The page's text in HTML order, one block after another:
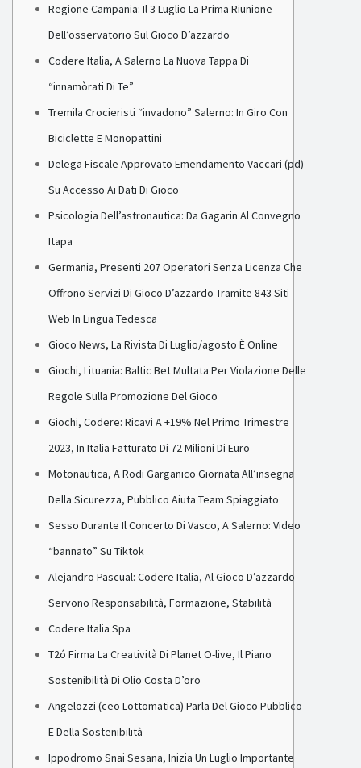
Regione Campania: Il 3 Luglio La Prima Riunione
Dell’osservatorio Sul Gioco D’azzardo
Codere Italia, A Salerno La Nuova Tappa Di
“innamòrati Di Te”
Tremila Crocieristi “invadono” Salerno: In Giro Con
Biciclette E Monopattini
Delega Fiscale Approvato Emendamento Vaccari (pd)
Su Accesso Ai Dati Di Gioco
Psicologia Dell’astronautica: Da Gagarin Al Convegno
Itapa
Germania, Presenti 207 Operatori Senza Licenza Che
Offrono Servizi Di Gioco D’azzardo Tramite 843 Siti
Web In Lingua Tedesca
Gioco News, La Rivista Di Luglio/agosto È Online
Giochi, Lituania: Baltic Bet Multata Per Violazione Delle
Regole Sulla Promozione Del Gioco
Giochi, Codere: Ricavi A +19% Nel Primo Trimestre
2023, In Italia Fatturato Di 72 Milioni Di Euro
Motonautica, A Rodi Garganico Giornata All’insegna
Della Sicurezza, Pubblico Aiuta Team Spiaggiato
Sesso Durante Il Concerto Di Vasco, A Salerno: Video
“bannato” Su Tiktok
Alejandro Pascual: Codere Italia, Al Gioco D’azzardo
Servono Responsabilità, Formazione, Stabilità
Codere Italia Spa
T2ó Firma La Creatività Di Planet O-live, Il Piano
Sostenibilità Di Olio Costa D’oro
Angelozzi (ceo Lottomatica) Parla Del Gioco Pubblico
E Della Sostenibilità
Ippodromo Snai Sesana, Inizia Un Luglio Importante